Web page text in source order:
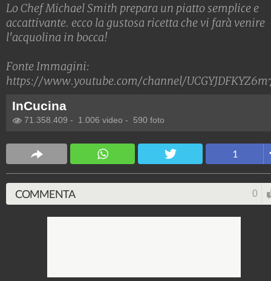
Lo Chef Michael Smith prepara un piatto semplice e
accattivante. ecco la gustosa ricetta che vi farà venire
l'acquolina in bocca!
Fonte Immagini:
https://www.youtube.com/channel/
InCucina
71.358.409 - 1.006 video - 590 foto
1
COMMENTA 0